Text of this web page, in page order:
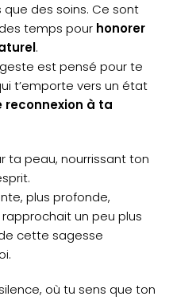
des soins. Ce sont
temps pour honorer
.
est pensé pour te
t’emporte vers un état
à ta
ta peau, nourrissant ton
plus profonde,
un peu plus
cette sagesse
où tu sens que ton